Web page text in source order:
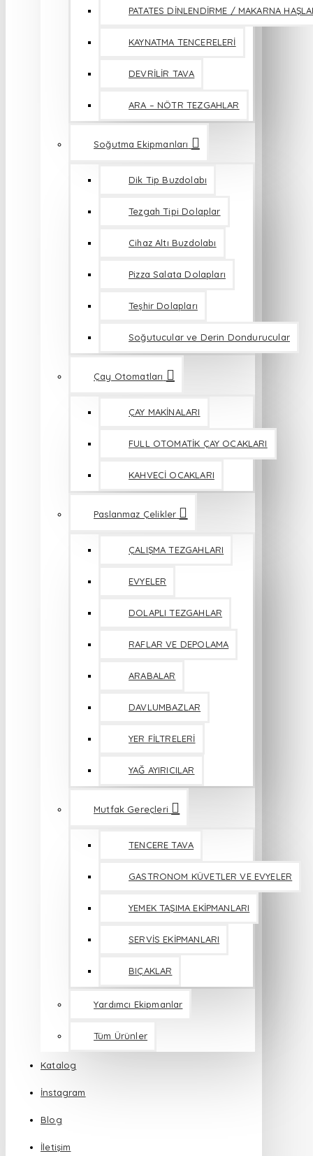
PATATES DİNLENDİRME / MAKARNA
KAYNATMA TENCERELERİ
DEVRİLİR TAVA
ARA – NÖTR TEZGAHLAR
Soğutma Ekipmanları
Dik Tip Buzdolabı
Tezgah Tipi Dolaplar
Cihaz Altı Buzdolabı
Pizza Salata Dolapları
Teşhir Dolapları
Soğutucular ve Derin Dondurucular
Çay Otomatları
ÇAY MAKİNALARI
FULL OTOMATİK ÇAY OCAKLARI
KAHVECİ OCAKLARI
Paslanmaz Çelikler
ÇALIŞMA TEZGAHLARI
EVYELER
DOLAPLI TEZGAHLAR
RAFLAR VE DEPOLAMA
ARABALAR
DAVLUMBAZLAR
YER FİLTRELERİ
YAĞ AYIRICILAR
Mutfak Gereçleri
TENCERE TAVA
GASTRONOM KÜVETLER VE EVYELER
YEMEK TAŞIMA EKİPMANLARI
SERVİS EKİPMANLARI
BIÇAKLAR
Yardımcı Ekipmanlar
Tüm Ürünler
Katalog
İnstagram
Blog
İletişim